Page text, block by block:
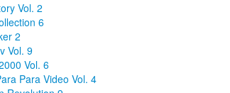
Vol. 2
6
2
Vol. 9
Vol. 6
Para Video Vol. 4